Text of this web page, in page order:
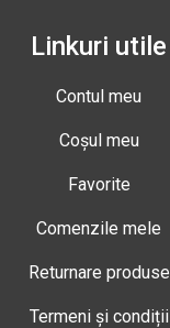
Linkuri utile
Contul meu
Coșul meu
Favorite
Comenzile mele
Returnare produse
Termeni și condiții